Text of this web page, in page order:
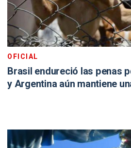
OFICIAL
Brasil endureció las penas
y Argentina aún mantiene